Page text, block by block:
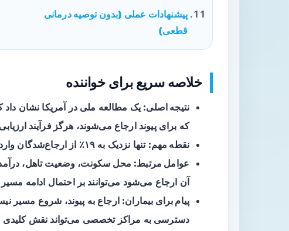
پیشنهادات عملی (بدون توصیه درمانی
قطعی)
خلاصه سریع برای خواننده
نتیجه اصلی: یک مطالعه ملی در آمریکا نشان داد
که برای پیوند ارجاع می‌شوند، هرگز فرآیند
نقطه مهم: تنها نزدیک به ۱۹٪ از ارجاع‌شدگان وارد
عوامل مرتبط: محل سکونت، وضعیت تاهل،
آن ارجاع می‌شود می‌توانند بر احتمال ادامه مسیر
پیام برای بیماران: ارجاع به پیوند، شروع مسیر
دسترسی به مراکز تخصصی می‌تواند نقش کلیدی